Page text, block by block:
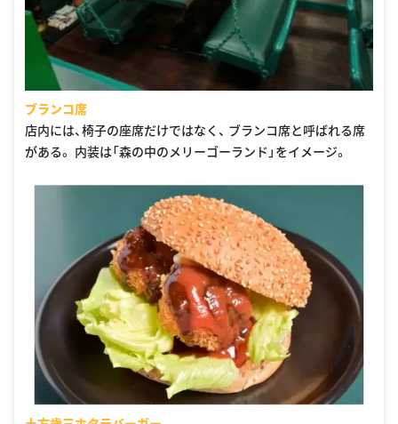
ブランコ席
店内には、椅子の座席だけではなく、 ブランコ席と呼ばれる席
がある。 内装は「森の中のメリーゴーランド」をイメージ。